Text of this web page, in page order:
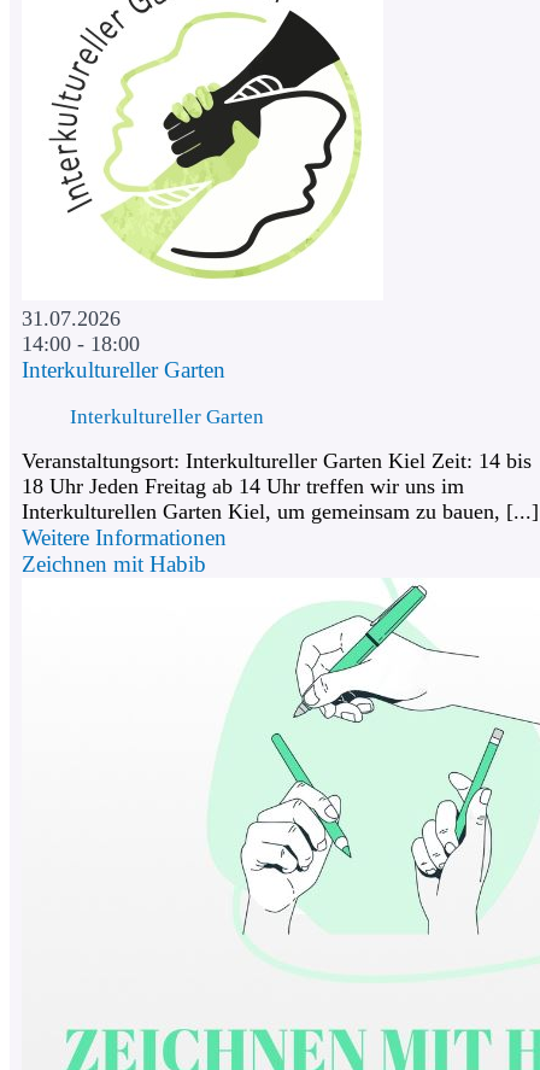
31.07.2026
14:00 - 18:00
Interkultureller Garten
Interkultureller Garten
Veranstaltungsort: Interkultureller Garten Kiel Zeit: 14 bis
18 Uhr Jeden Freitag ab 14 Uhr treffen wir uns im
Interkulturellen Garten Kiel, um gemeinsam zu bauen, [...]
Weitere Informationen
Zeichnen mit Habib